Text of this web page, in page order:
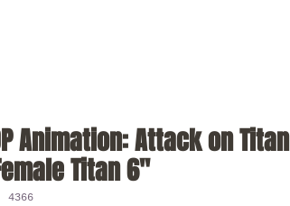
Animation: Attack on Titan
Titan 6"
4366